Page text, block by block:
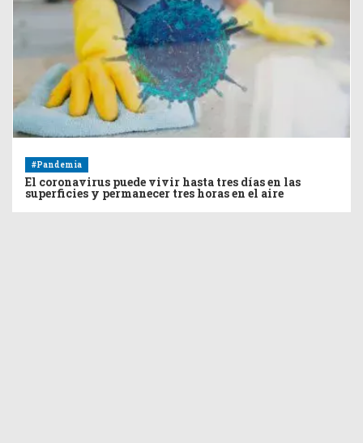
#Pandemia
El coronavirus puede vivir hasta tres días en las
superficies y permanecer tres horas en el aire